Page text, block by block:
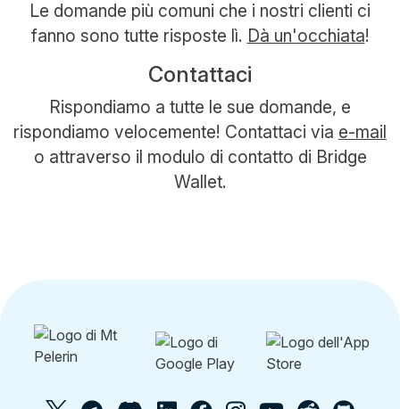
Le domande più comuni che i nostri clienti ci
fanno sono tutte risposte lì. Dà un'occhiata!
Contattaci
Rispondiamo a tutte le sue domande, e
rispondiamo velocemente! Contattaci via e-mail
o attraverso il modulo di contatto di Bridge
Wallet.